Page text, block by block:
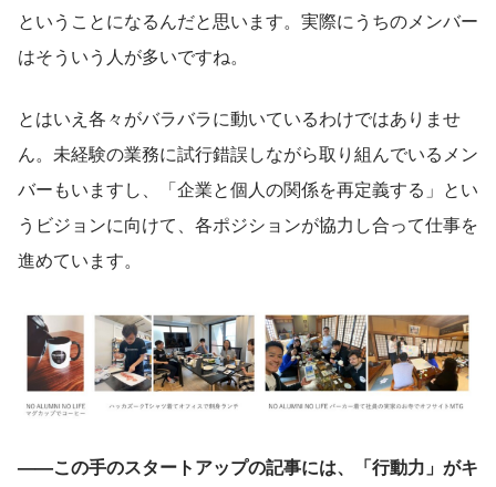
ということになるんだと思います。実際にうちのメンバー
はそういう人が多いですね。
とはいえ各々がバラバラに動いているわけではありませ
ん。未経験の業務に試行錯誤しながら取り組んでいるメン
バーもいますし、「企業と個人の関係を再定義する」とい
うビジョンに向けて、各ポジションが協力し合って仕事を
進めています。
——この手のスタートアップの記事には、「行動力」がキ